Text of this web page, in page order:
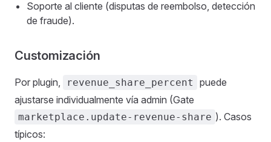
Soporte al cliente (disputas de reembolso, detección
de fraude).
Customización
Por plugin, revenue_share_percent
puede
ajustarse individualmente vía admin (Gate
marketplace.update-revenue-share ). Casos
típicos: